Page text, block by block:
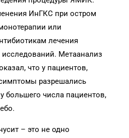
ИнГКС при остром
или
лечения
Метаанализ
что у пациентов,
разрешались
большего числа пациентов,
– это не одно